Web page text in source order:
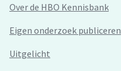
Over de HBO Kennisbank
Eigen onderzoek publiceren
Uitgelicht